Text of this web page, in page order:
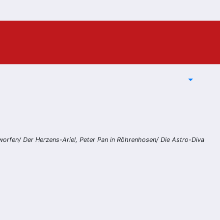
Der Herzens-Ariel, Peter Pan in Röhrenhosen/ Die Astro-Diva